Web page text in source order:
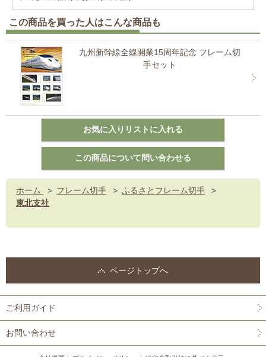
この商品を買った人はこんな商品も
九州新幹線全線開業15周年記念 フレーム切
手セット
ホーム > フレーム切手 > ふるさとフレーム切手
>
東北支社
ページトップへ
ご利用ガイド
お問い合わせ